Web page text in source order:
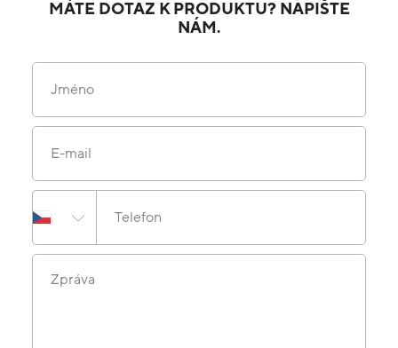
MÁTE DOTAZ K PRODUKTU? NAPIŠTE
NÁM.
Jméno
E-mail
Telefon
Zpráva